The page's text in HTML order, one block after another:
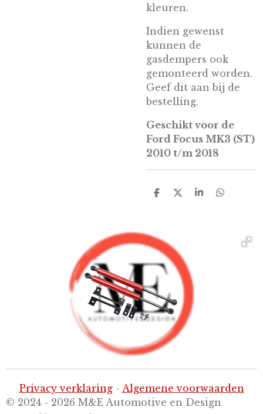
kleuren.
Indien gewenst
kunnen de
gasdempers ook
gemonteerd worden.
Geef dit aan bij de
bestelling.
Geschikt voor de
Ford Focus MK3 (ST)
2010 t/m 2018
D
D
S
D
Privacy verklaring- Algemene voorwaarden
© 2024 - 2026 M&E Automotive en Design